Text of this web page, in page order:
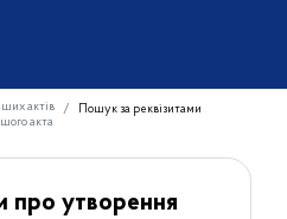
актів
Пошук за реквізитами
акта
про утворення